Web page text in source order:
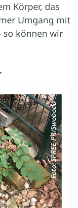
Körper, das
Umgang mit
so können wir